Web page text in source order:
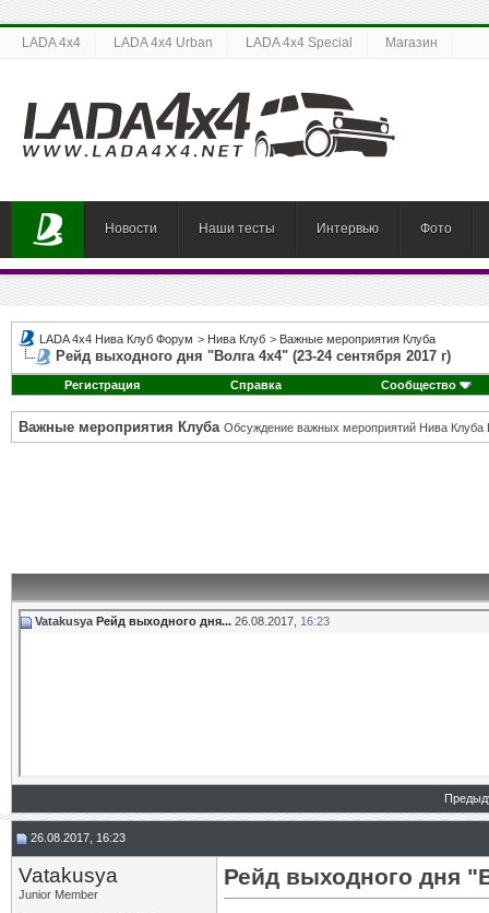
LADA 4x4 LADA 4x4 Urban LADA 4x4 Special Магазин
Новости Наши тесты Интервью Фото
LADA 4x4 Нива Клуб Форум > Нива Клуб > Важные мероприятия Клуба
Рейд выходного дня "Волга 4х4" (23-24 сентября 2017 г)
Регистрация Справка Сообщество
Важные мероприятия Клуба Обсуждение важных мероприятий Нива Клуба
Vatakusya Рейд выходного дня... 26.08.2017, 16:23
26.08.2017, 16:23
Vatakusya
Junior Member
Рейд выходного дня